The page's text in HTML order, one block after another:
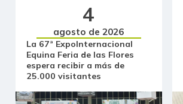
4
agosto de 2026
La 67ª ExpoInternacional
Equina Feria de las Flores
espera recibir a más de
25.000 visitantes